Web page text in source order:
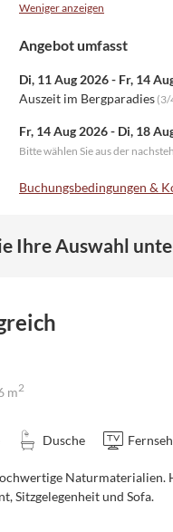
Weniger anzeigen
Angebot umfasst
Di, 11 Aug 2026- Fr, 14
Auszeit im Bergparadies (3/
Fr, 14 Aug 2026- Di, 18
Bitte wählen Sie aus der
Buchungsbedingungen &
Ihre Auswahl
m2
Dusche
Naturmaterialien.
Sitzgelegenheit und Sofa.